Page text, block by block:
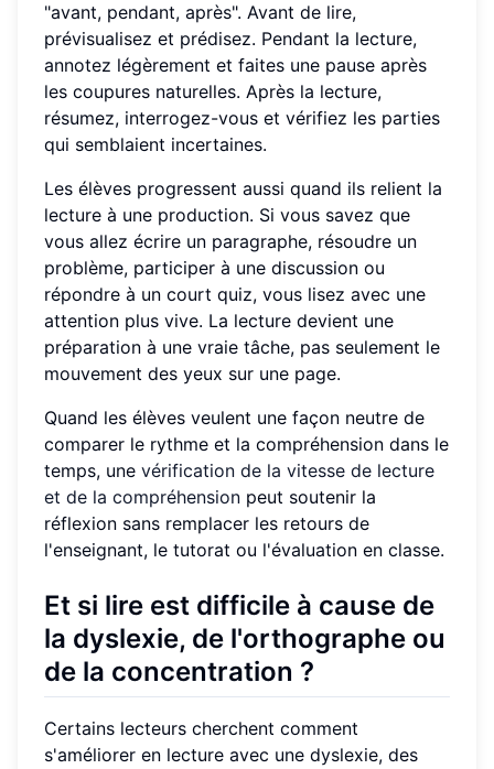
"avant, pendant, après". Avant de lire,
prévisualisez et prédisez. Pendant la lecture,
annotez légèrement et faites une pause après
les coupures naturelles. Après la lecture,
résumez, interrogez-vous et vérifiez les parties
qui semblaient incertaines.
Les élèves progressent aussi quand ils relient la
lecture à une production. Si vous savez que
vous allez écrire un paragraphe, résoudre un
problème, participer à une discussion ou
répondre à un court quiz, vous lisez avec une
attention plus vive. La lecture devient une
préparation à une vraie tâche, pas seulement le
mouvement des yeux sur une page.
Quand les élèves veulent une façon neutre de
comparer le rythme et la compréhension dans le
temps, une vérification de la vitesse de lecture
et de la compréhension peut soutenir la
réflexion sans remplacer les retours de
l'enseignant, le tutorat ou l'évaluation en classe.
Et si lire est difficile à cause de
la dyslexie, de l'orthographe ou
de la concentration ?
Certains lecteurs cherchent comment
s'améliorer en lecture avec une dyslexie, des